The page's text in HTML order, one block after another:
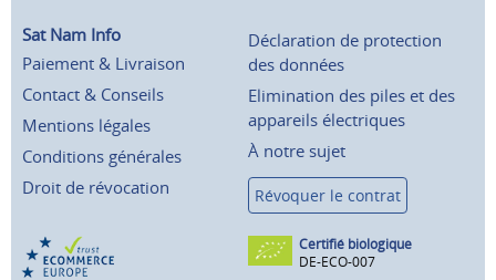
Sat Nam Info
Paiement & Livraison
Contact & Conseils
Mentions légales
Conditions générales
Droit de révocation
Déclaration de protection
des données
Elimination des piles et des
appareils électriques
À notre sujet
Révoquer le contrat
Certifié biologique
DE-ECO-007